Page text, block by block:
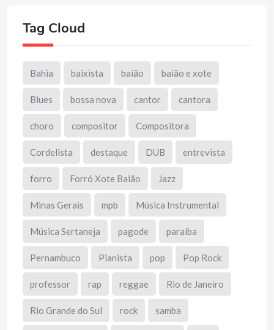
Tag Cloud
Bahia baixista baião baião e xote
Blues bossa nova cantor cantora
choro compositor Compositora
Cordelista destaque DUB entrevista
forro Forró Xote Baião Jazz
Minas Gerais mpb Música Instrumental
Música Sertaneja pagode paraíba
Pernambuco Pianista pop Pop Rock
professor rap reggae Rio de Janeiro
Rio Grande do Sul rock samba